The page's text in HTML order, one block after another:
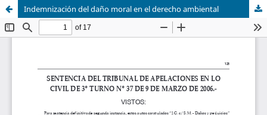
Indemnización del daño moral en el derecho ambiental